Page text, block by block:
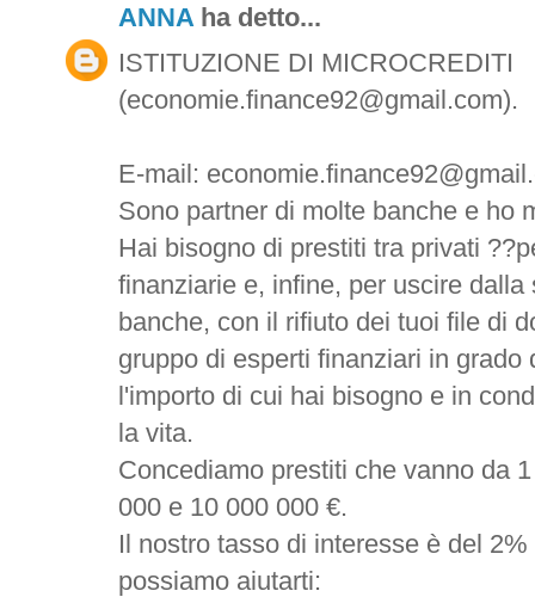
ANNA ha detto...
ISTITUZIONE DI MICROCREDITI
(economie.finance92@gmail.com).
E-mail:
Sono partner di molte banche e ho
Hai bisogno di prestiti tra privati
finanziarie e, infine, per uscire
banche, con il rifiuto dei tuoi file di
gruppo di esperti finanziari in grado
l'importo di cui hai bisogno e in
la vita.
Concediamo prestiti che vanno da
000 e 10 000 000 €.
Il nostro tasso di interesse è del
possiamo aiutarti: